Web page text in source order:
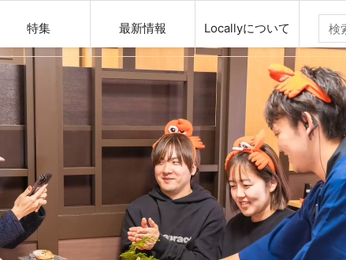
特集 最新情報 Locallyについて